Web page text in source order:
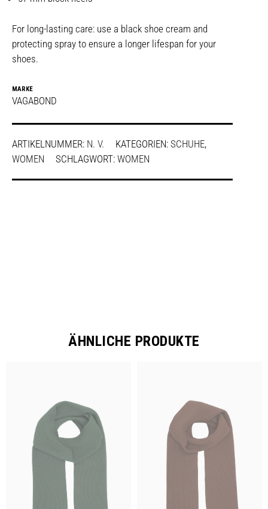
For long-lasting care: use a black shoe cream and
protecting spray to ensure a longer lifespan for your
shoes.
MARKE
VAGABOND
ARTIKELNUMMER: N. V. KATEGORIEN: SCHUHE,
WOMEN
SCHLAGWORT: WOMEN
ÄHNLICHE PRODUKTE